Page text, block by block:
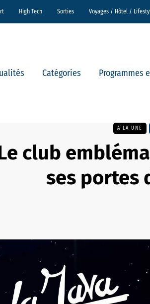
High Tech Sorties Voyages / Hôtel /
Catégories Programmes
A LA UNE
club
ses portes